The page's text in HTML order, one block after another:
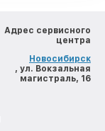
Адрес сервисного
центра
Новосибирск
, ул. Вокзальная
магистраль, 16